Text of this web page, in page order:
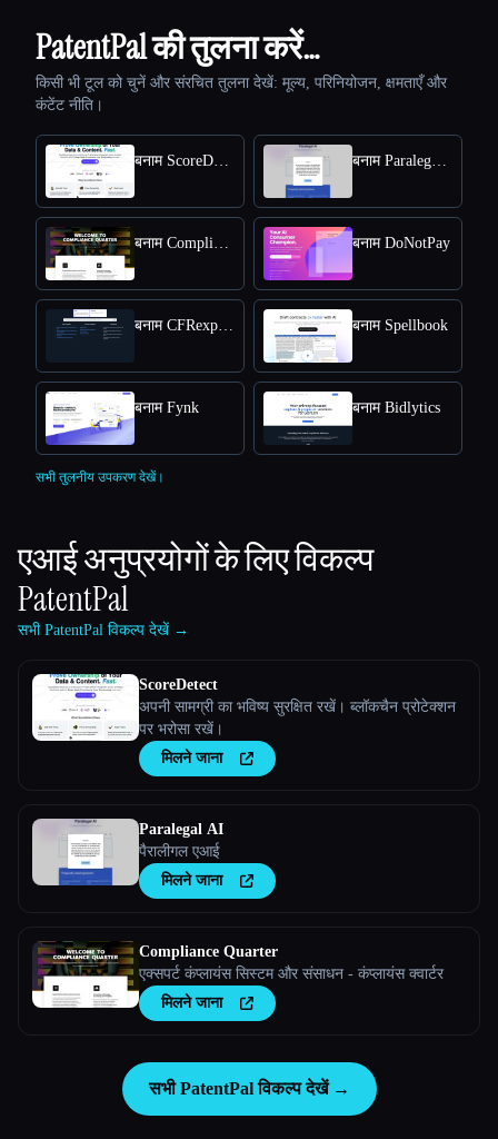
PatentPal की तुलना करें…
किसी भी टूल को चुनें और संरचित तुलना देखें: मूल्य, परिनियोजन, क्षमताएँ और
कंटेंट नीति।
बनाम DoNotPay
बनाम Spellbook
बनाम Fynk बनाम Bidlytics
सभी तुलनीय उपकरण देखें।
एआई अनुप्रयोगों के लिए विकल्प
PatentPal
सभी PatentPal विकल्प देखें →
ScoreDetect
अपनी सामग्री का भविष्य सुरक्षित रखें। ब्लॉकचैन प्रोटेक्शन
पर भरोसा रखें।
मिलने जाना
Paralegal AI
पैरालीगल एआई
मिलने जाना
Compliance Quarter
एक्सपर्ट कंप्लायंस सिस्टम और संसाधन - कंप्लायंस क्वार्टर
मिलने जाना
सभी PatentPal विकल्प देखें →